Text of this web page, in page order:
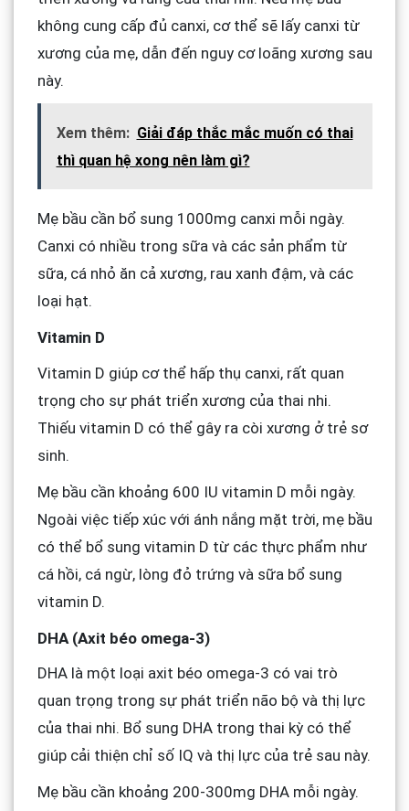
không cung cấp đủ canxi, cơ thể sẽ lấy canxi từ
xương của mẹ, dẫn đến nguy cơ loãng xương sau
này.
Xem thêm: Giải đáp thắc mắc muốn có thai
thì quan hệ xong nên làm gì?
Mẹ bầu cần bổ sung 1000mg canxi mỗi ngày.
Canxi có nhiều trong sữa và các sản phẩm từ
sữa, cá nhỏ ăn cả xương, rau xanh đậm, và các
loại hạt.
Vitamin D
Vitamin D giúp cơ thể hấp thụ canxi, rất quan
trọng cho sự phát triển xương của thai nhi.
Thiếu vitamin D có thể gây ra còi xương ở trẻ sơ
sinh.
Mẹ bầu cần khoảng 600 IU vitamin D mỗi ngày.
Ngoài việc tiếp xúc với ánh nắng mặt trời, mẹ bầu
có thể bổ sung vitamin D từ các thực phẩm như
cá hồi, cá ngừ, lòng đỏ trứng và sữa bổ sung
vitamin D.
DHA (Axit béo omega-3)
DHA là một loại axit béo omega-3 có vai trò
quan trọng trong sự phát triển não bộ và thị lực
của thai nhi. Bổ sung DHA trong thai kỳ có thể
giúp cải thiện chỉ số IQ và thị lực của trẻ sau này.
Mẹ bầu cần khoảng 200-300mg DHA mỗi ngày.